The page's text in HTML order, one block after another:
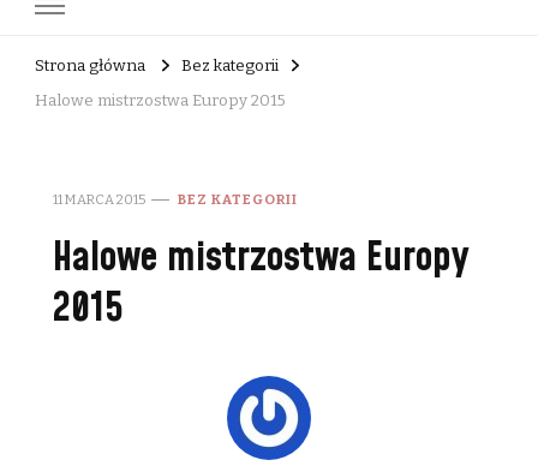
Strona główna
Bez kategorii
Halowe mistrzostwa Europy 2015
11 MARCA 2015 BEZ KATEGORII
Halowe mistrzostwa Europy
2015